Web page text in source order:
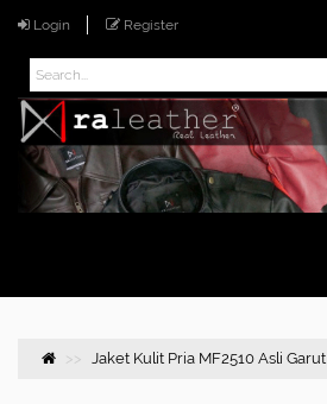
Login Register
Jaket Kulit Pria MF2510 Asli Garut